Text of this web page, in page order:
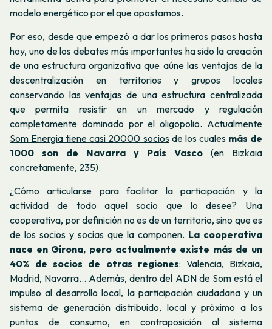
modelo energético por el que apostamos.
Por eso, desde que empezó a dar los primeros pasos hasta
hoy, uno de los debates más importantes ha sido la creación
de una estructura organizativa que aúne las ventajas de la
descentralización en territorios y grupos locales
conservando las ventajas de una estructura centralizada
que permita resistir en un mercado y regulación
completamente dominado por el oligopolio. Actualmente
Som Energia tiene casi 20000 sociosde los cuales más de
1000 son de Navarra y País Vasco (en Bizkaia
concretamente, 235).
¿Cómo articularse para facilitar la participación y la
actividad de todo aquel socio que lo desee? Una
cooperativa, por definición no es de un territorio, sino que es
de los socios y socias que la componen. La cooperativa
nace en Girona, pero actualmente existe más de un
40% de socios de otras regiones: Valencia, Bizkaia,
Madrid, Navarra... Además, dentro del ADN de Som está el
impulso al desarrollo local, la participación ciudadana y un
sistema de generación distribuido, local y próximo a los
puntos de consumo, en contraposición al sistema